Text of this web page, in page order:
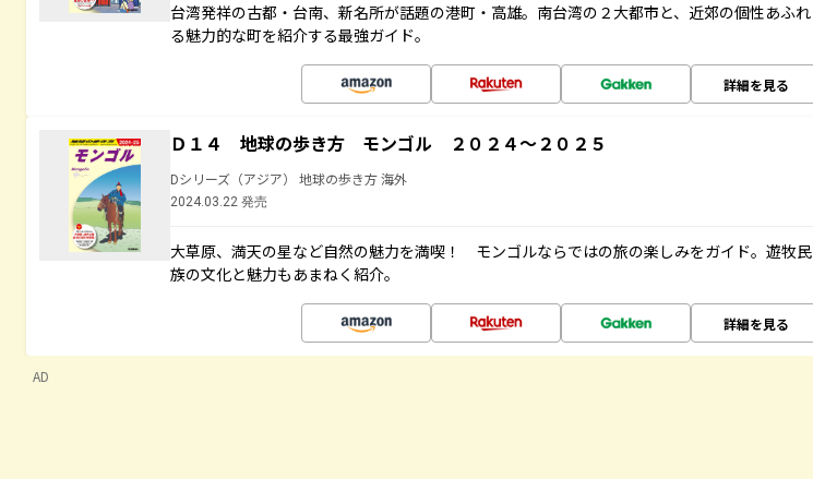
台湾発祥の古都・台南、新名所が話題の港町・高雄。南台湾の２大都市と、近郊の個性あふれ
る魅力的な町を紹介する最強ガイド。
詳細を見る
Ｄ１４ 地球の歩き方 モンゴル ２０２４～２０２５
Dシリーズ（アジア） 地球の歩き方 海外
2024.03.22 発売
大草原、満天の星など自然の魅力を満喫！ モンゴルならではの旅の楽しみをガイド。遊牧民
族の文化と魅力もあまねく紹介。
詳細を見る
AD